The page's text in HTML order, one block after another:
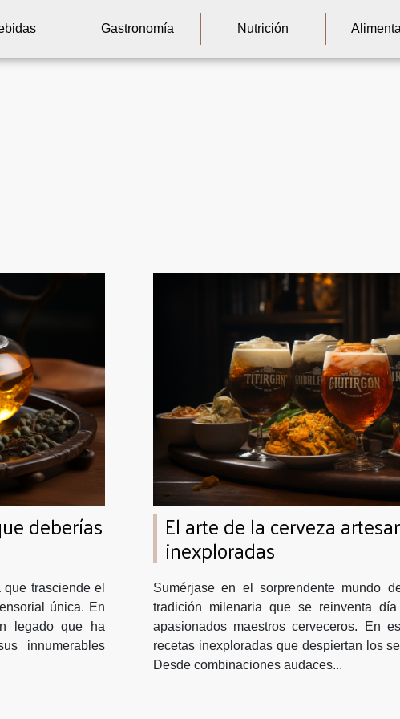
Gastronomía Nutrición
deberías
trasciende el
única. En
legado que ha
innumerables
El arte de la cerveza
inexploradas
Sumérjase en el sorprendente mundo
tradición milenaria que se reinventa
apasionados maestros cerveceros. En
recetas inexploradas que despiertan los
Desde combinaciones audaces...